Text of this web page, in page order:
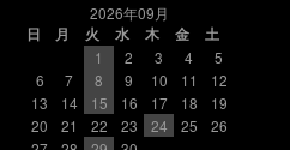
2026年09月
日
月 火 水 木 金
土
1
2 3 4
5
6
7 8 9 10 11
12
13
14 15 16 17 18
19
20
21 22 23 24 25
26